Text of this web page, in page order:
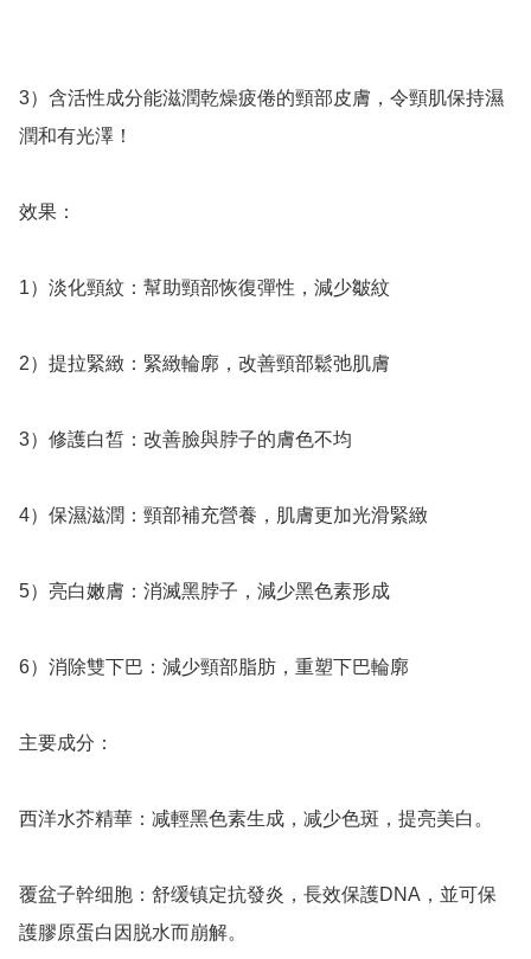
3）含活性成分能滋潤乾燥疲倦的頸部皮膚，令頸肌保持濕
潤和有光澤！
效果：
1）淡化頸紋：幫助頸部恢復彈性，減少皺紋
2）提拉緊緻：緊緻輪廓，改善頸部鬆弛肌膚
3）修護白皙：改善臉與脖子的膚色不均
4）保濕滋潤：頸部補充營養，肌膚更加光滑緊緻
5）亮白嫩膚：消滅黑脖子，減少黑色素形成
6）消除雙下巴：減少頸部脂肪，重塑下巴輪廓
主要成分：
西洋水芥精華：减輕黑色素生成，减少色斑，提亮美白。
覆盆子幹细胞：舒缓镇定抗發炎，長效保護DNA，並可保
護膠原蛋白因脱水而崩解。